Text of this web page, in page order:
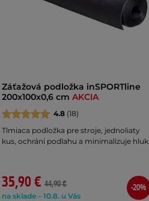
Záťažová podložka inSPORTline
200x100x0,6 cm AKCIA
4.8 (18)
Tlmiaca podložka pre stroje, jednoliaty
kus, ochráni podlahu a minimalizuje hluk.
35,90 € 44,90 €
na sklade – 10.8. u Vás
-20%